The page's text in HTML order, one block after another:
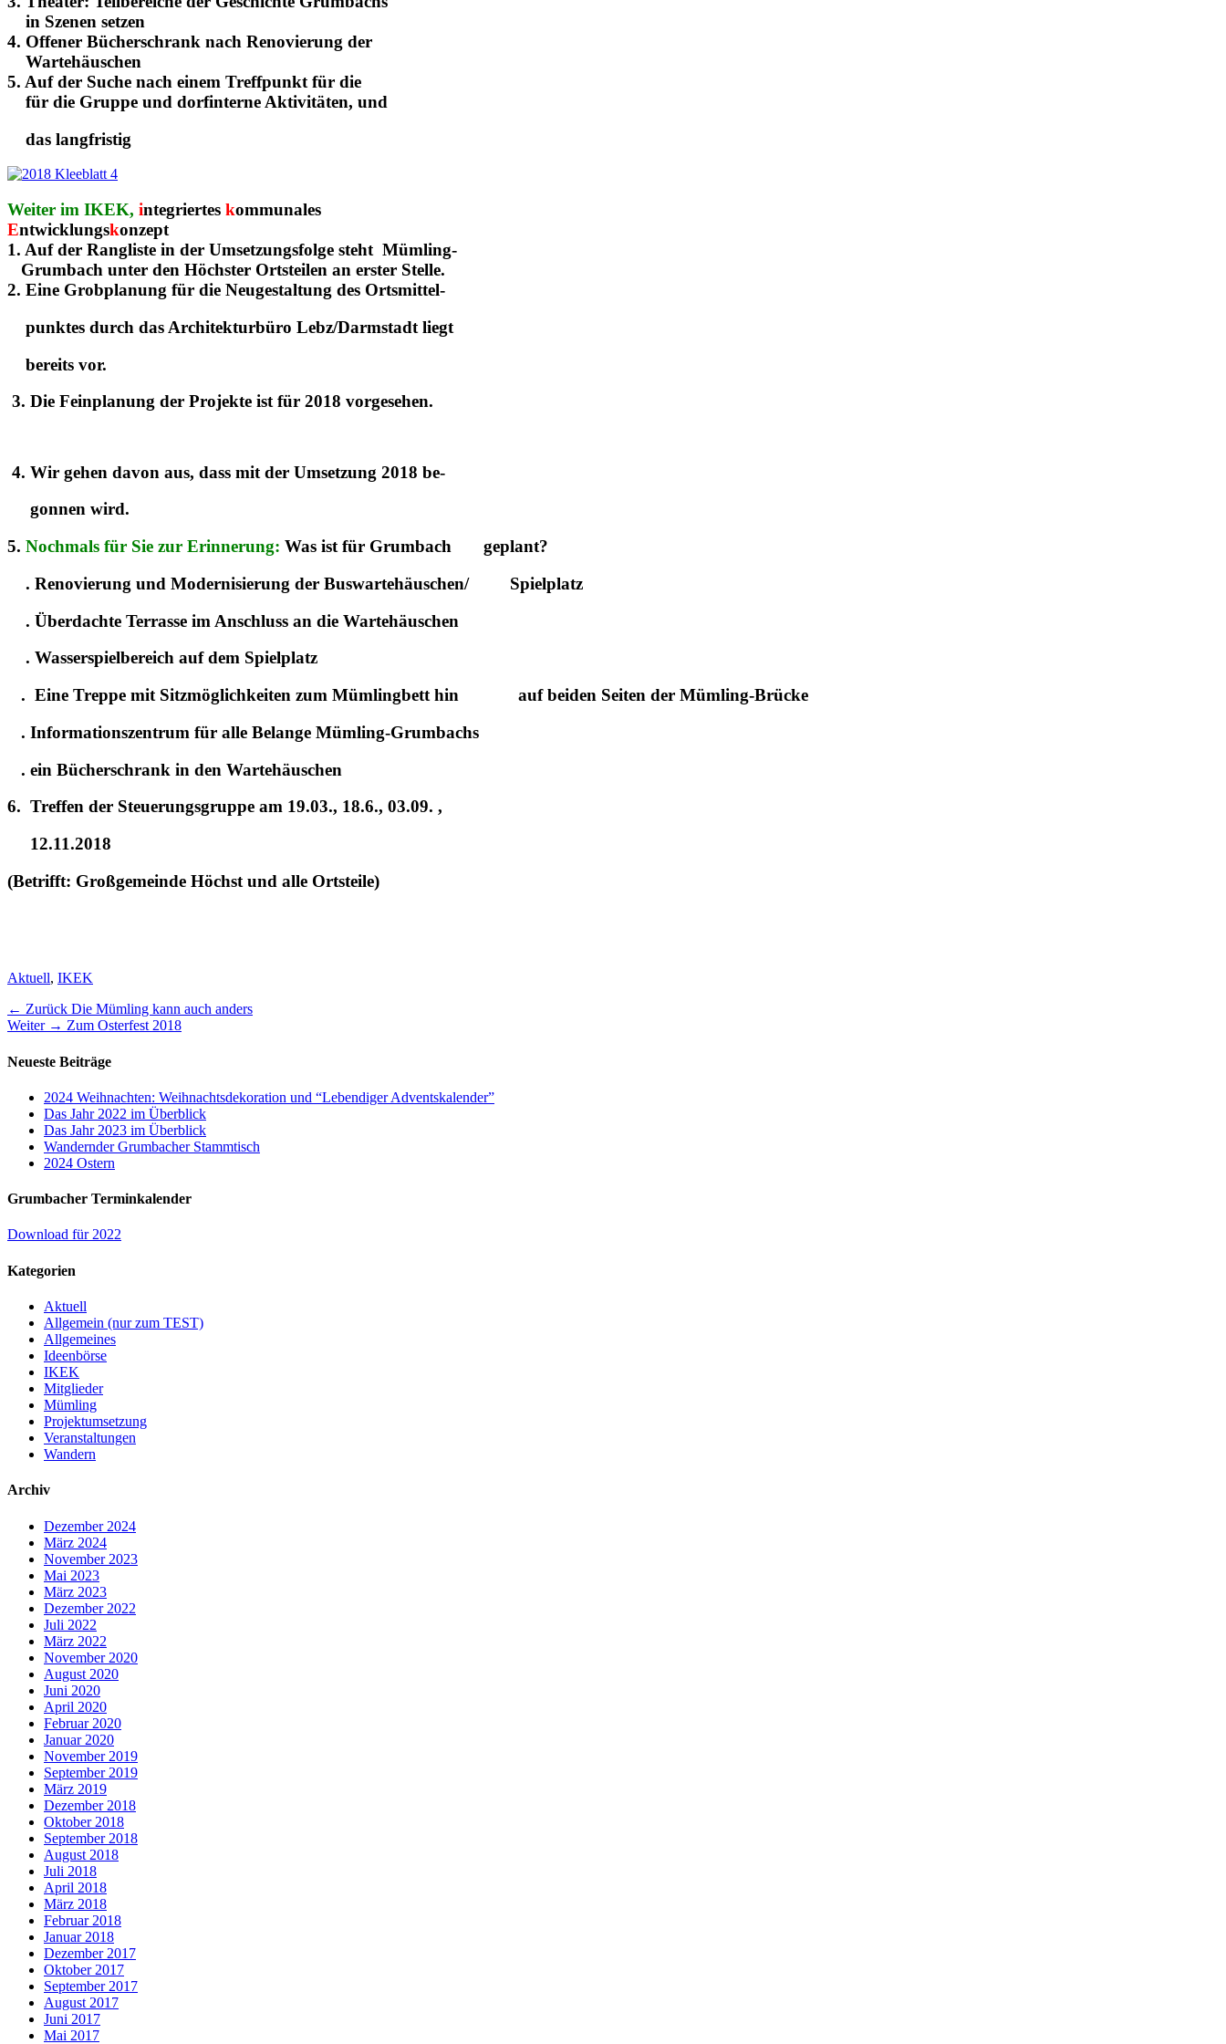
in Szenen setzen
4. Offener Bücherschrank nach Renovierung der
Wartehäuschen
5. Auf der Suche nach einem Treffpunkt für die
für die Gruppe und dorfinterne Aktivitäten, und
das langfristig
Weiter im IKEK, integriertes kommunales
Entwicklungskonzept
1. Auf der Rangliste in der Umsetzungsfolge steht Mümling-
Grumbach unter den Höchster Ortsteilen an erster Stelle.
2. Eine Grobplanung für die Neugestaltung des Ortsmittel-
punktes durch das Architekturbüro Lebz/Darmstadt liegt
bereits vor.
3. Die Feinplanung der Projekte ist für 2018 vorgesehen.
4. Wir gehen davon aus, dass mit der Umsetzung 2018 be-
gonnen wird.
5. Nochmals für Sie zur Erinnerung: Was ist für Grumbach geplant?
. Renovierung und Modernisierung der Buswartehäuschen/ Spielplatz
. Überdachte Terrasse im Anschluss an die Wartehäuschen
. Wasserspielbereich auf dem Spielplatz
. Eine Treppe mit Sitzmöglichkeiten zum Mümlingbett hin auf beiden Seiten der Mümling-Brücke
. Informationszentrum für alle Belange Mümling-Grumbachs
. ein Bücherschrank in den Wartehäuschen
6. Treffen der Steuerungsgruppe am 19.03., 18.6., 03.09. ,
12.11.2018
(Betrifft: Großgemeinde Höchst und alle Ortsteile)
Kategorien
Aktuell, IKEK
Beitragsnavigation
← Zurück Vorheriger
Beitrag:
Die Mümling kann auch anders
Weiter → Nächster
Zum Osterfest 2018
Neueste Beiträge
2024 Weihnachten: Weihnachtsdekoration und “Lebendiger Adventskalender”
Das Jahr 2022 im Überblick
Das Jahr 2023 im Überblick
Wandernder Grumbacher Stammtisch
2024 Ostern
Grumbacher Terminkalender
Download für 2022
Kategorien
Aktuell
Allgemein (nur zum TEST)
Allgemeines
Ideenbörse
IKEK
Mitglieder
Mümling
Projektumsetzung
Veranstaltungen
Wandern
Archiv
Dezember 2024
März 2024
November 2023
Mai 2023
März 2023
Dezember 2022
Juli 2022
März 2022
November 2020
August 2020
Juni 2020
April 2020
Februar 2020
Januar 2020
November 2019
September 2019
März 2019
Dezember 2018
Oktober 2018
September 2018
August 2018
Juli 2018
April 2018
März 2018
Februar 2018
Januar 2018
Dezember 2017
Oktober 2017
September 2017
August 2017
Juni 2017
Mai 2017